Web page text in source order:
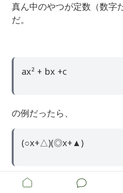
真ん中のやつが定数（数字
だ。
ax² + bx +c
の例だったら、
(○x+△)(◎x+▲)
になるんだ。